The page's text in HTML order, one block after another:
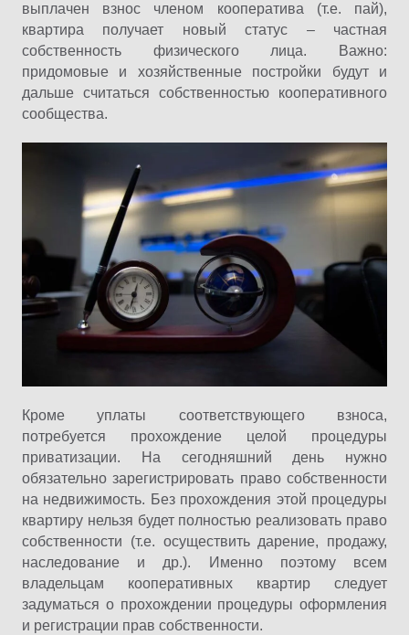
выплачен взнос членом кооператива (т.е. пай),
квартира получает новый статус – частная
собственность физического лица. Важно:
придомовые и хозяйственные постройки будут и
дальше считаться собственностью кооперативного
сообщества.
Кроме уплаты соответствующего взноса,
потребуется прохождение целой процедуры
приватизации. На сегодняшний день нужно
обязательно зарегистрировать право собственности
на недвижимость. Без прохождения этой процедуры
квартиру нельзя будет полностью реализовать право
собственности (т.е. осуществить дарение, продажу,
наследование и др.). Именно поэтому всем
владельцам кооперативных квартир следует
задуматься о прохождении процедуры оформления
и регистрации прав собственности.